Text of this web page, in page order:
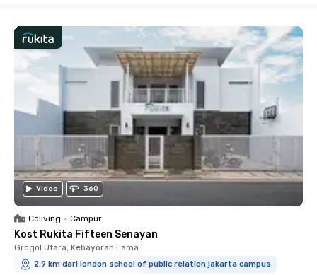
Video 360
Coliving • Campur
Kost Rukita Fifteen Senayan
Grogol Utara, Kebayoran Lama
2.9 km dari london school of public relation jakarta campus